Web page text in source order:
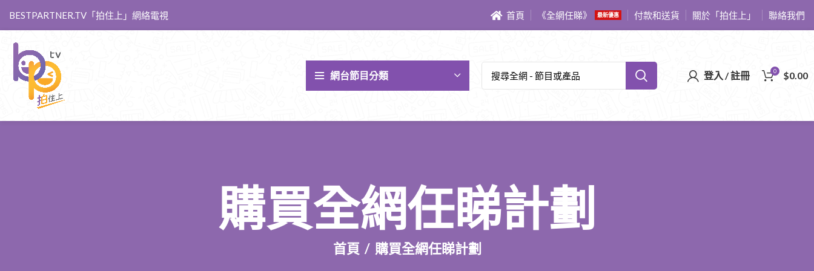
BESTPARTNER.TV「拍住上」網絡電視 首頁 《全網任睇》 最新優惠 付款和送貨 關於「拍住上」 聯絡我們
網台節目分類 登入 / 註冊 0 $0.00
購買全網任睇計劃
首頁 購買全網任睇計劃